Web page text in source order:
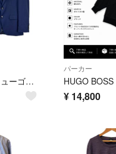
HUGOBOSS ヒューゴボス 10198644 ネイビー スーツセットアップ
パーカー
¥ 14,800